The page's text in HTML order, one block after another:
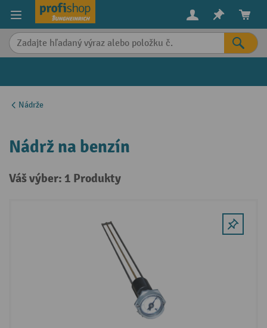
content
Nádrže
Nádrž na benzín
Váš výber: 1 Produkty